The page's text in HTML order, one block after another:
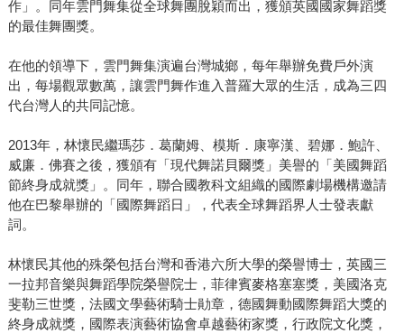
作」。同年雲門舞集從全球舞團脫穎而出，獲頒英國國家舞蹈獎
的最佳舞團獎。
在他的領導下，雲門舞集演遍台灣城鄉，每年舉辦免費戶外演
出，每場觀眾數萬，讓雲門舞作進入普羅大眾的生活，成為三四
代台灣人的共同記憶。
2013年，林懷民繼瑪莎．葛蘭姆、模斯．康寧漢、碧娜．鮑許、
威廉．佛賽之後，獲頒有「現代舞諾貝爾獎」美譽的「美國舞蹈
節終身成就獎」。同年，聯合國教科文組織的國際劇場機構邀請
他在巴黎舉辦的「國際舞蹈日」，代表全球舞蹈界人士發表獻
詞。
林懷民其他的殊榮包括台灣和香港六所大學的榮譽博士，英國三
一拉邦音樂與舞蹈學院榮譽院士，菲律賓麥格塞塞獎，美國洛克
斐勒三世獎，法國文學藝術騎士勛章，德國舞動國際舞蹈大獎的
終身成就獎，國際表演藝術協會卓越藝術家獎，行政院文化獎，